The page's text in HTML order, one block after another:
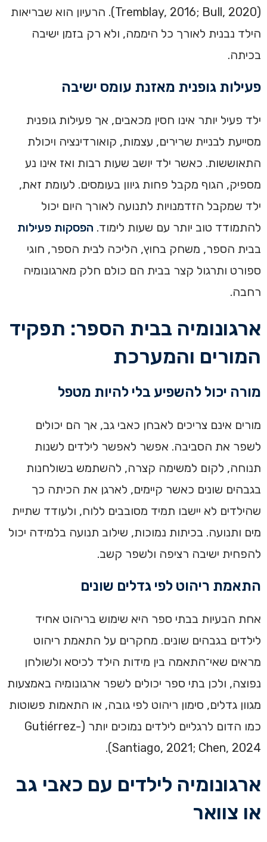
(Tremblay, 2016; Bull, 2020). הרעיון הוא שבריאות
הילד נבנית לאורך כל היממה, ולא רק בזמן ישיבה
בכיתה.
פעילות גופנית מאזנת עומס ישיבה
ילד פעיל יותר אינו חסין מכאבים, אך פעילות גופנית
מסייעת לבניית שרירים, עצמות, קואורדינציה ויכולת
התאוששות. כאשר ילד יושב שעות רבות ואז אינו נע
מספיק, הגוף מקבל פחות גיוון בעומסים. לעומת זאת,
ילד שמקבל הזדמנויות לתנועה לאורך היום יכול
להתמודד טוב יותר עם שעות לימוד. הפסקות פעילות
בבית הספר, משחק בחוץ, הליכה לבית הספר, חוגי
ספורט ותרגול קצר בבית הם כולם חלק מארגונומיה
רחבה.
ארגונומיה בבית הספר: תפקיד
המורים והמערכת
מורה יכול להשפיע בלי להיות מטפל
מורים אינם צריכים לאבחן כאבי גב, אך הם יכולים
לשפר את הסביבה. אפשר לאפשר לילדים לשנות
תנוחה, לקום למשימה קצרה, להשתמש בשולחנות
בגבהים שונים כאשר קיימים, לארגן את הכיתה כך
שהילדים לא יישבו תמיד מסובבים ללוח, ולעודד שתיית
מים ותנועה. בכיתות נמוכות, שילוב תנועה בלמידה יכול
להפחית ישיבה רציפה ולשפר קשב.
התאמת ריהוט לפי גדלים שונים
אחת הבעיות בבתי ספר היא שימוש בריהוט אחיד
לילדים בגבהים שונים. מחקרים על התאמת ריהוט
מראים שאי־התאמה בין מידות הילד לכיסא ולשולחן
נפוצה, ולכן בתי ספר יכולים לשפר ארגונומיה באמצעות
מגוון גדלים, סימון ריהוט לפי גובה, או התאמות פשוטות
כמו הדום לרגליים לילדים נמוכים יותר (Gutiérrez-
Santiago, 2021; Chen, 2024).
ארגונומיה לילדים עם כאבי גב
או צוואר